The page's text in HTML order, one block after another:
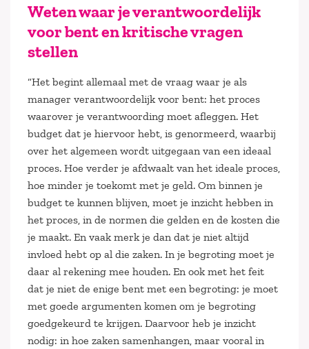
Weten waar je verantwoordelijk
voor bent en kritische vragen
stellen
“Het begint allemaal met de vraag waar je als
manager verantwoordelijk voor bent: het proces
waarover je verantwoording moet afleggen. Het
budget dat je hiervoor hebt, is genormeerd, waarbij
over het algemeen wordt uitgegaan van een ideaal
proces. Hoe verder je afdwaalt van het ideale proces,
hoe minder je toekomt met je geld. Om binnen je
budget te kunnen blijven, moet je inzicht hebben in
het proces, in de normen die gelden en de kosten die
je maakt. En vaak merk je dan dat je niet altijd
invloed hebt op al die zaken. In je begroting moet je
daar al rekening mee houden. En ook met het feit
dat je niet de enige bent met een begroting: je moet
met goede argumenten komen om je begroting
goedgekeurd te krijgen. Daarvoor heb je inzicht
nodig: in hoe zaken samenhangen, maar vooral in